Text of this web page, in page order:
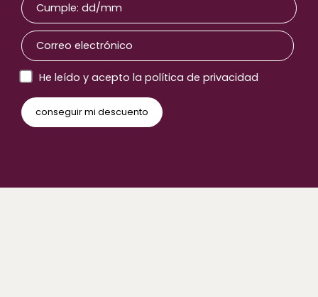
He leído y acepto la política de privacidad